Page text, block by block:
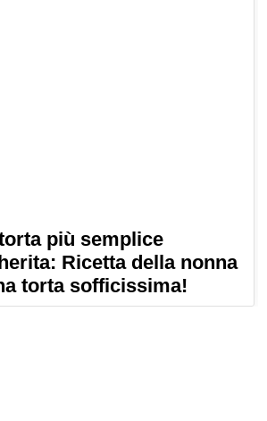
più semplice
Ricetta della nonna
torta sofficissima!